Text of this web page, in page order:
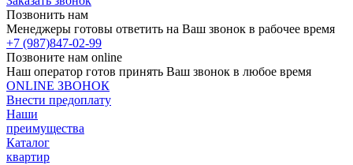
Позвонить нам
Менеджеры готовы ответить на Ваш звонок в рабочее время
+7 (987)847-02-99
Позвоните нам online
Наш оператор готов принять Ваш звонок в любое время
ONLINE ЗВОНОК
Внести предоплату
Наши
преимущества
Каталог
квартир